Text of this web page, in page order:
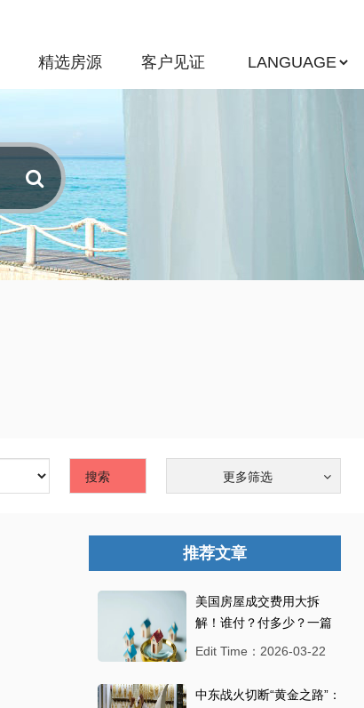
精选房源 客户见证
搜索 更多筛选
推荐文章
美国房屋成交费用大拆
解！谁付？付多少？一篇
看懂不踩坑
Edit Time：2026-03-22
中东战火切断“黄金之路”：